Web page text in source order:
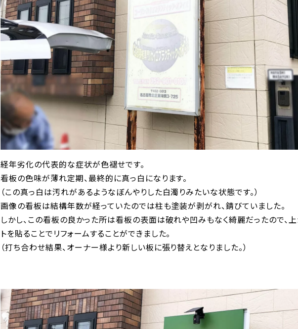
経年劣化の代表的な症状が色褪せです。
看板の色味が薄れ定期、最終的に真っ白になります。
（この真っ白は汚れがあるようなぼんやりした白濁りみたいな状態です。）
画像の看板は結構年数が経っていたのでは柱も塗装が剥がれ、錆びていました。
しかし、この看板の良かった所は看板の表面は破れや凹みもなく綺麗だったので、
トを貼ることでリフォームすることができました。
（打ち合わせ結果、オーナー様より新しい板に張り替えとなりました。）